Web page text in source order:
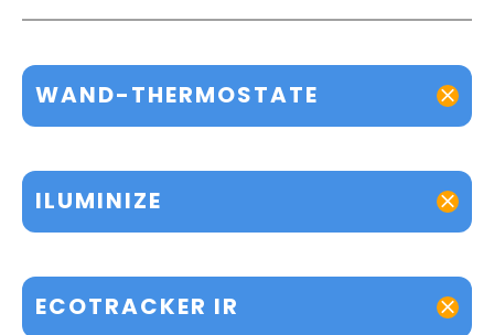
WAND-THERMOSTATE
ILUMINIZE
ECOTRACKER IR